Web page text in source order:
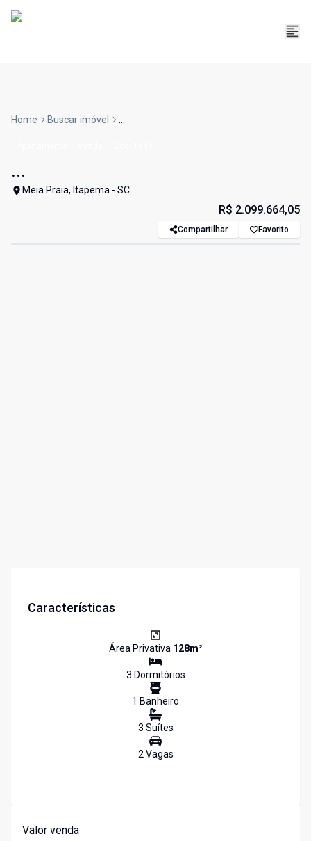
Home Buscar imóvel ...
...
Meia Praia, Itapema - SC
R$ 2.099.664,05
Compartilhar Favorito
Características
Área Privativa 128m²
3 Dormitórios
1 Banheiro
3 Suítes
2Vagas
Valor venda